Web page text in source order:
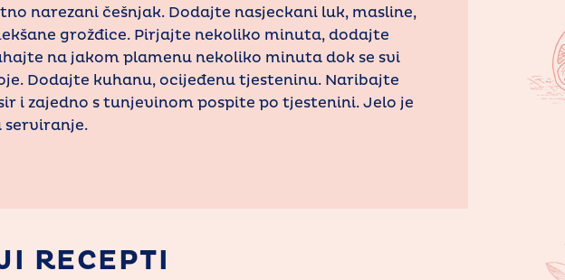
narezani češnjak. Dodajte nasjeckani luk, masline,
grožđice. Pirjajte nekoliko minuta, dodajte
na jakom plamenu nekoliko minuta dok se svi
Dodajte kuhanu, ocijeđenu tjesteninu. Naribajte
i zajedno s tunjevinom pospite po tjestenini. Jelo je
serviranje.
RECEPTI